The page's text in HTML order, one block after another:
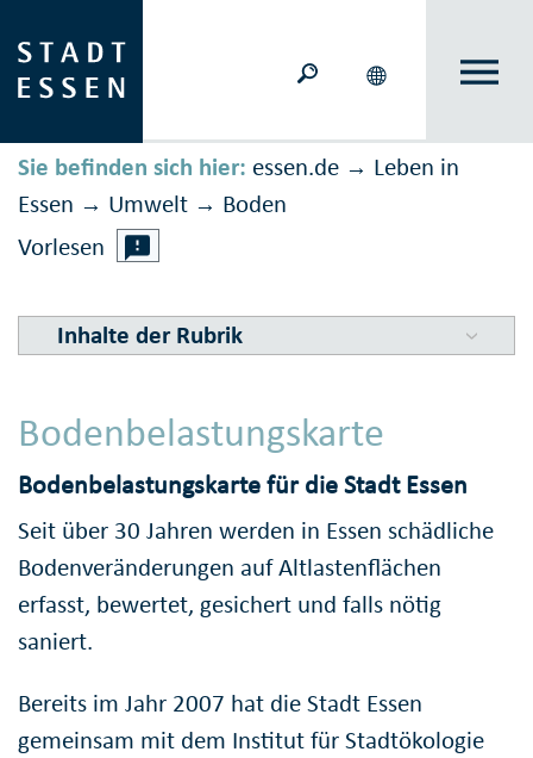
Sie befinden sich hier: essen.de → Leben in
Essen → Umwelt → Boden
Vorlesen
Inhalte der Rubrik
Bodenbelastungskarte
Bodenbelastungskarte für die Stadt Essen
Seit über 30 Jahren werden in Essen schädliche
Bodenveränderungen auf Altlastenflächen
erfasst, bewertet, gesichert und falls nötig
saniert.
Bereits im Jahr 2007 hat die Stadt Essen
gemeinsam mit dem Institut für Stadtökologie